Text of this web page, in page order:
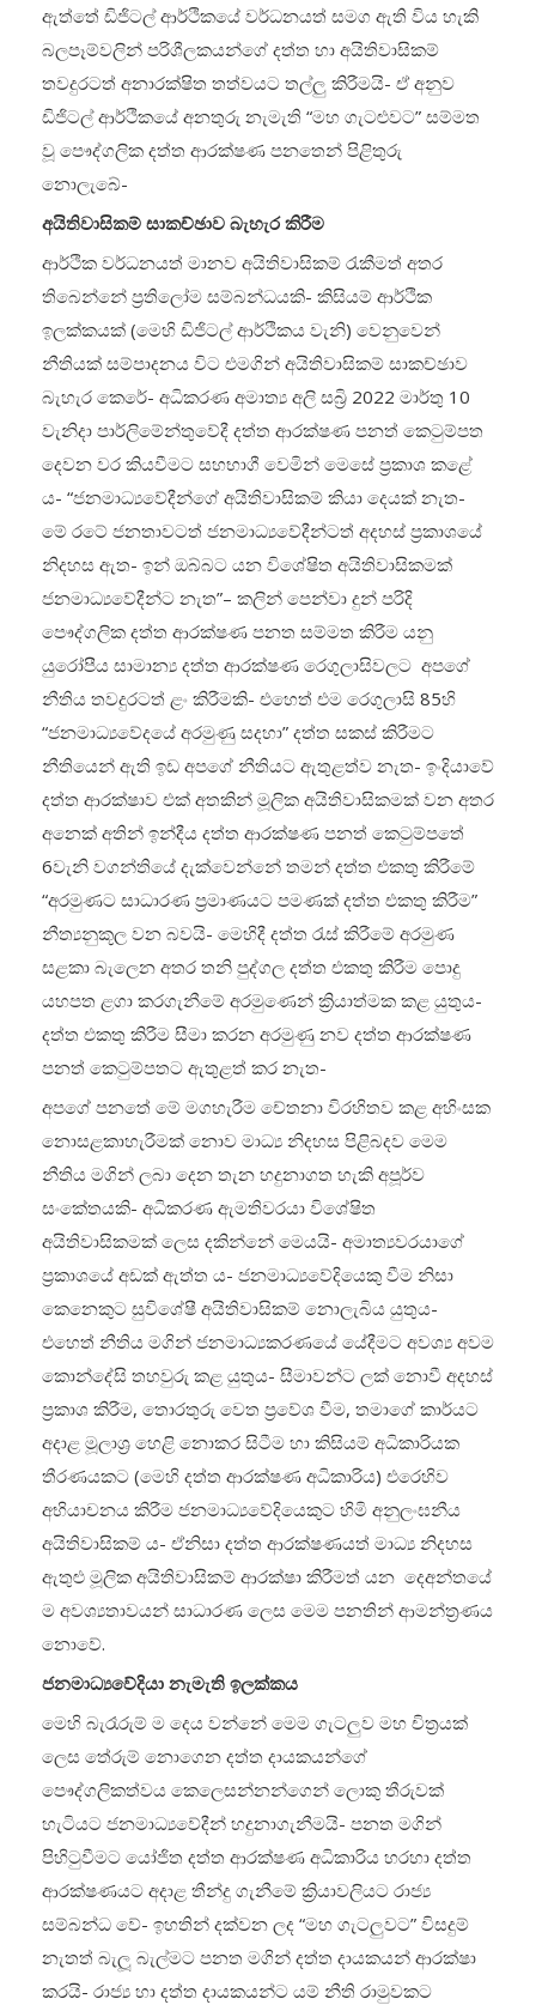
ඇත්තේ ඩිජිටල් ආර්ථිකයේ වර්ධනයත් සමග ඇති විය හැකි
බලපෑම්වලින් පරිශීලකයන්ගේ දත්ත හා අයිතිවාසිකම්
තවදුරටත් අනාරක්ෂිත තත්වයට තල්ලු කිරීමයි- ඒ අනුව
ඩිජිටල් ආර්ථිකයේ අනතුරු නැමැති “මහ ගැටළුවට” සම්මත
වූ පෞද්ගලික දත්ත ආරක්ෂණ පනතෙන් පිළිතුරු
නොලැබේ-
අයිතිවාසිකම් සාකච්ඡාව බැහැර කිරීම
ආර්ථික වර්ධනයත් මානව අයිතිවාසිකම් රැකීමත් අතර
තිබෙන්නේ ප්‍රතිලෝම සම්බන්ධයකි- කිසියම් ආර්ථික
ඉලක්කයක් (මෙහි ඩිජිටල් ආර්ථිකය වැනි) වෙනුවෙන්
නීතියක් සම්පාදනය විට එමගින් අයිතිවාසිකම් සාකච්ඡාව
බැහැර කෙරේ- අධිකරණ අමාත්‍ය අලි සබ්‍රි 2022 මාර්තු 10
වැනිදා පාර්ලිමේන්තුවේදී දත්ත ආරක්ෂණ පනත් කෙටුම්පත
දෙවන වර කියවීමට සහභාගී වෙමින් මෙසේ ප්‍රකාශ කළේ
ය- “ජනමාධ්‍යවේදීන්ගේ අයිතිවාසිකම් කියා දෙයක් නැත-
මේ රටේ ජනතාවටත් ජනමාධ්‍යවේදීන්ටත් අදහස් ප්‍රකාශයේ
නිදහස ඇත- ඉන් ඔබ්බට යන විශේෂිත අයිතිවාසිකමක්
ජනමාධ්‍යවේදීන්ට නැත”– කලින් පෙන්වා දුන් පරිදි
පෞද්ගලික දත්ත ආරක්ෂණ පනත සම්මත කිරීම යනු
යුරෝපීය සාමාන්‍ය දත්ත ආරක්ෂණ රෙගුලාසිවලට අපගේ
නීතිය තවදුරටත් ළං කිරීමකි- එහෙත් එම රෙගුලාසි 85හි
“ජනමාධ්‍යවේදයේ අරමුණු සදහා” දත්ත සකස් කිරීමට
නීතියෙන් ඇති ඉඩ අපගේ නීතියට ඇතුළත්ව නැත- ඉංදියාවේ
දත්ත ආරක්ෂාව එක් අතකින් මූලික අයිතිවාසිකමක් වන අතර
අනෙක් අතින් ඉන්දීය දත්ත ආරක්ෂණ පනත් කෙටුම්පතේ
6වැනි වගන්තියේ දැක්වෙන්නේ තමන් දත්ත එකතු කිරීමේ
“අරමුණට සාධාරණ ප්‍රමාණයට පමණක් දත්ත එකතු කිරීම”
නීත්‍යනුකූල වන බවයි- මෙහිදී දත්ත රැස් කිරීමේ අරමුණ
සළකා බැලෙන අතර තනි පුද්ගල දත්ත එකතු කිරීම පොදු
යහපත ළගා කරගැනීමේ අරමුණෙන් ක්‍රියාත්මක කළ යුතුය-
දත්ත එකතු කිරීම සීමා කරන අරමුණු නව දත්ත ආරක්ෂණ
පනත් කෙටුම්පතට ඇතුළත් කර නැත-
අපගේ පනතේ මේ මගහැරීම චේතනා විරහිතව කළ අහිංසක
නොසළකාහැරීමක් නොව මාධ්‍ය නිදහස පිළිබදව මෙම
නීතිය මගින් ලබා දෙන තැන හදුනාගත හැකි අපූර්ව
සංකේතයකි- අධිකරණ ඇමතිවරයා විශේෂිත
අයිතිවාසිකමක් ලෙස දකින්නේ මෙයයි- අමාත්‍යවරයාගේ
ප්‍රකාශයේ අඩක් ඇත්ත ය- ජනමාධ්‍යවේදියෙකු වීම නිසා
කෙනෙකුට සුවිශේෂී අයිතිවාසිකම් නොලැබිය යුතුය-
එහෙත් නීතිය මගින් ජනමාධ්‍යකරණයේ යේදීමට අවශ්‍ය අවම
කොන්දේසි තහවුරු කළ යුතුය- සීමාවන්ට ලක් නොවී අදහස්
ප්‍රකාශ කිරීම, තොරතුරු වෙත ප්‍රවේශ වීම, තමාගේ කාර්යට
අදාළ මූලාශ්‍ර හෙළි නොකර සිටීම හා කිසියම් අධිකාරියක
තීරණයකට (මෙහි දත්ත ආරක්ෂණ අධිකාරිය) එරෙහිව
අභියාචනය කිරීම ජනමාධ්‍යවේදියෙකුට හිමි අනුලංඝනීය
අයිතිවාසිකම් ය- ඒනිසා දත්ත ආරක්ෂණයත් මාධ්‍ය නිදහස
ඇතුළු මූලික අයිතිවාසිකම් ආරක්ෂා කිරීමත් යන දෙඅන්තයේ
ම අවශ්‍යතාවයන් සාධාරණ ලෙස මෙම පනතින් ආමන්ත්‍රණය
නොවේ.
ජනමාධ්‍යවේදියා නැමැති ඉලක්කය
මෙහි බැරෑරුම් ම දෙය වන්නේ මෙම ගැටලුව මහ චිත්‍රයක්
ලෙස තේරුම් නොගෙන දත්ත දායකයන්ගේ
පෞද්ගලිකත්වය කෙලෙසන්නන්ගෙන් ලොකු තීරුවක්
හැටියට ජනමාධ්‍යවේදීන් හදුනාගැනීමයි- පනත මගින්
පිහිටුවීමට යෝජිත දත්ත ආරක්ෂණ අධිකාරිය හරහා දත්ත
ආරක්ෂණයට අදාළ තීන්දු ගැනීමේ ක්‍රියාවලියට රාජ්‍ය
සම්බන්ධ වේ- ඉහතින් දක්වන ලද “මහ ගැටලුවට” විසදුම්
නැතත් බැලූ බැල්මට පනත මගින් දත්ත දායකයන් ආරක්ෂා
කරයි- රාජ්‍ය හා දත්ත දායකයන්ට යම් නීති රාමුවකට